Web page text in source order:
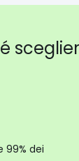
99% dei